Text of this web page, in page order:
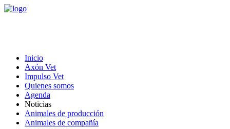
Inicio
Axón Vet
Impulso Vet
Quienes somos
Agenda
Noticias
Animales de producción
Animales de compañía